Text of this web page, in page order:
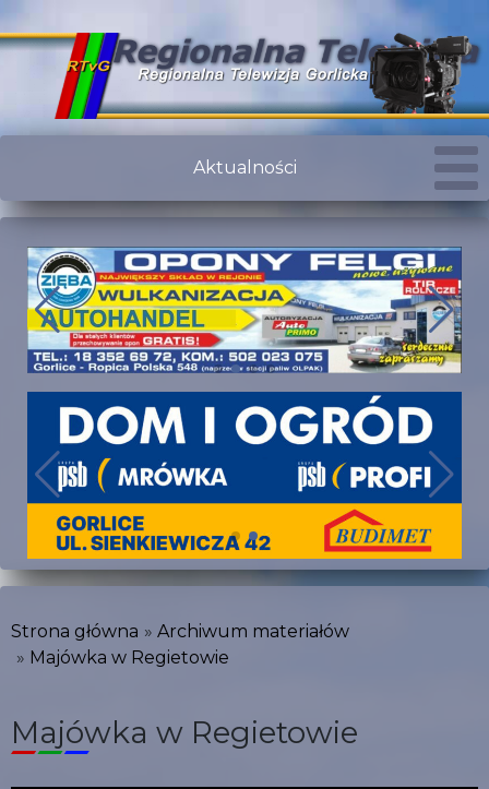
Aktualności
Strona główna
Archiwum materiałów
Majówka w Regietowie
Majówka w Regietowie